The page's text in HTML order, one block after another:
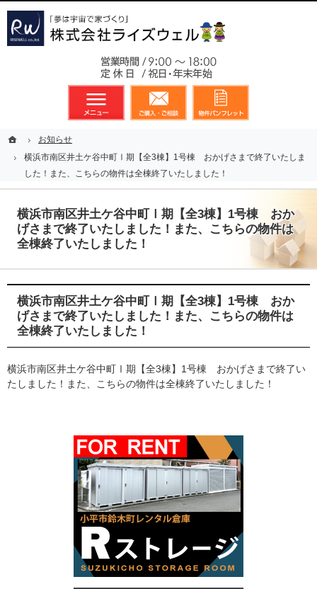
ホームお知らせ
横浜市南区井土ケ谷中町Ⅰ期【全3棟】1号棟 おかげさまで終了いたしま
した！また、こちらの物件は全棟終了いたしました！
横浜市南区井土ケ谷中町Ⅰ期【全3棟】1号棟 おか
げさまで終了いたしました！また、こちらの物件は
全棟終了いたしました！
横浜市南区井土ケ谷中町Ⅰ期【全3棟】1号棟 おか
げさまで終了いたしました！また、こちらの物件は
全棟終了いたしました！
横浜市南区井土ケ谷中町Ⅰ期【全3棟】1号棟 おかげさまで終了い
たしました！また、こちらの物件は全棟終了いたしました！
メニュー 資料請求・お問合せ
ホームお知らせ
横浜市南区井土ケ谷中町Ⅰ期【全3棟】1号棟 おかげさまで終了いたしま
した！また、こちらの物件は全棟終了いたしました！